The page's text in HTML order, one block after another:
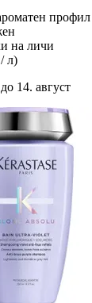
профил
на личи
л)
14. август